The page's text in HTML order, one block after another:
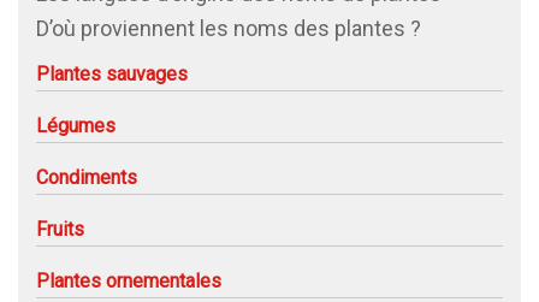
D’où proviennent les noms des plantes ?
Plantes sauvages
Légumes
Condiments
Fruits
Plantes ornementales